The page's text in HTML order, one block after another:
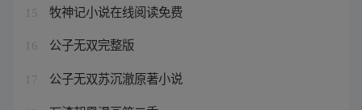
15 牧神记小说在线阅读免费
16 公子无双完整版
17 公子无双苏沉澈原著小说